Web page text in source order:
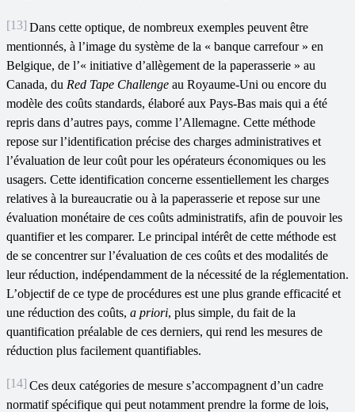
[13] Dans cette optique, de nombreux exemples peuvent être
mentionnés, à l’image du système de la « banque carrefour » en
Belgique, de l’« initiative d’allègement de la paperasserie » au
Canada, du Red Tape Challenge au Royaume-Uni ou encore du
modèle des coûts standards, élaboré aux Pays-Bas mais qui a été
repris dans d’autres pays, comme l’Allemagne. Cette méthode
repose sur l’identification précise des charges administratives et
l’évaluation de leur coût pour les opérateurs économiques ou les
usagers. Cette identification concerne essentiellement les charges
relatives à la bureaucratie ou à la paperasserie et repose sur une
évaluation monétaire de ces coûts administratifs, afin de pouvoir les
quantifier et les comparer. Le principal intérêt de cette méthode est
de se concentrer sur l’évaluation de ces coûts et des modalités de
leur réduction, indépendamment de la nécessité de la réglementation.
L’objectif de ce type de procédures est une plus grande efficacité et
une réduction des coûts, a priori, plus simple, du fait de la
quantification préalable de ces derniers, qui rend les mesures de
réduction plus facilement quantifiables.
[14] Ces deux catégories de mesure s’accompagnent d’un cadre
normatif spécifique qui peut notamment prendre la forme de lois,